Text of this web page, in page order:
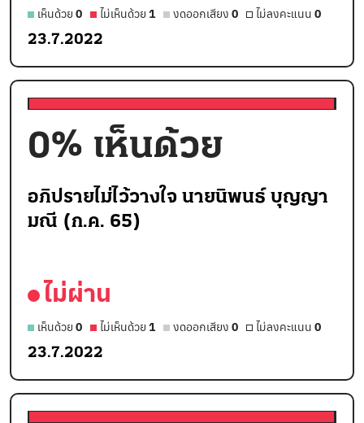
เห็นด้วย 0 ไม่เห็นด้วย 1 งดออกเสียง 0 ไม่ลงคะแนน 0
23.7.2022
0% เห็นด้วย
อภิปรายไม่ไว้วางใจ นายนิพนธ์ บุญญา
มณี (ก.ค. 65)
ไม่ผ่าน
เห็นด้วย 0 ไม่เห็นด้วย 1 งดออกเสียง 0 ไม่ลงคะแนน 0
23.7.2022